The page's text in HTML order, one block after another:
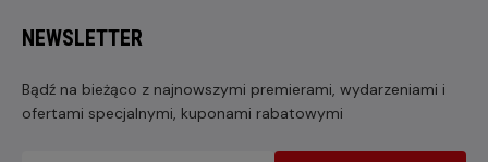
NEWSLETTER
Bądź na bieżąco z najnowszymi premierami, wydarzeniami i
ofertami specjalnymi, kuponami rabatowymi